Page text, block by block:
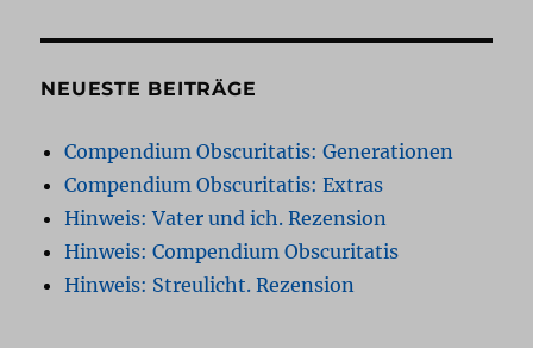
NEUESTE BEITRÄGE
Compendium Obscuritatis: Generationen
Compendium Obscuritatis: Extras
Hinweis: Vater und ich. Rezension
Hinweis: Compendium Obscuritatis
Hinweis: Streulicht. Rezension